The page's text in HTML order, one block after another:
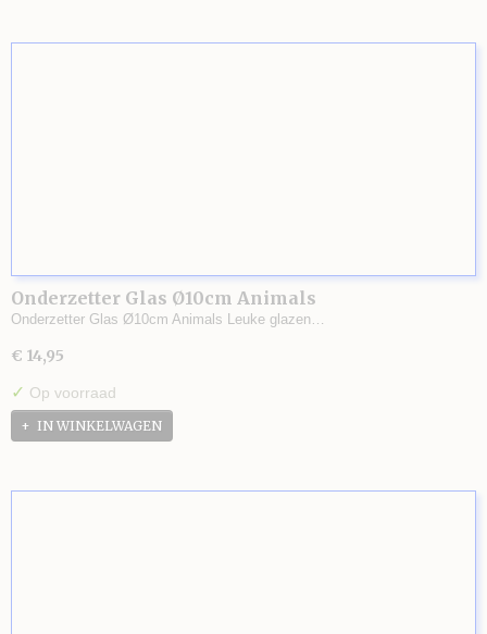
Onderzetter Glas Ø10cm Animals
Onderzetter Glas Ø10cm Animals Leuke glazen…
€ 14,95
✓ Op voorraad
IN WINKELWAGEN